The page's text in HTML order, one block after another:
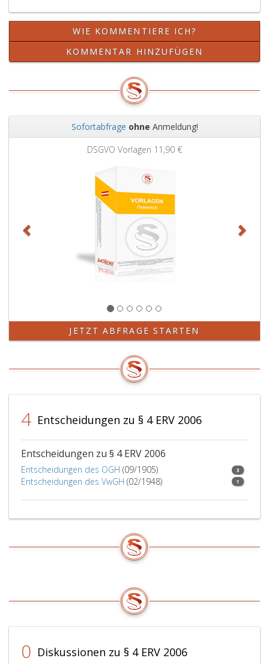
WIE KOMMENTIERE ICH?
KOMMENTAR HINZUFÜGEN
Sofortabfrage ohne Anmeldung!
DSGVO Vorlagen 11,90 €
JETZT ABFRAGE STARTEN
4 Entscheidungen zu § 4 ERV 2006
Entscheidungen zu § 4 ERV 2006
Entscheidungen des OGH (09/1905) 3
Entscheidungen des VwGH (02/1948) 1
0 Diskussionen zu § 4 ERV 2006